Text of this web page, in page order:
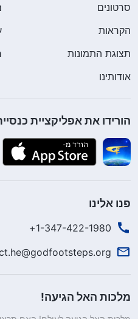
סרטונים
הקראות
תצוגת התמונות
אודותינו
הורידו את אפליקציית
פנו אלינו
1-347-422-1980+
מלכות האל הגיעה!